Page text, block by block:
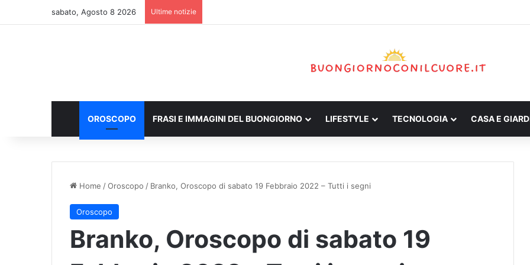
sabato, Agosto 8 2026 Ultime notizie
OROSCOPO FRASI E IMMAGINI DEL BUONGIORNO LIFESTYLE TECNOLOGIA CASA E
Home /Oroscopo / Branko, Oroscopo di sabato 19 Febbraio 2022 – Tutti i segni
Oroscopo
Branko, Oroscopo di sabato 19